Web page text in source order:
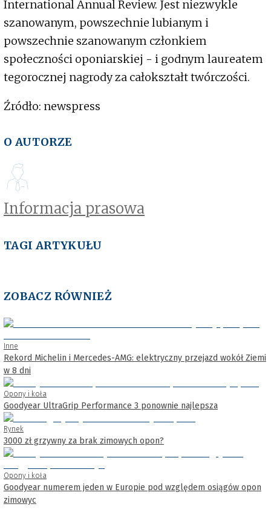
International Annual Review. Jest niezwykle
szanowanym, powszechnie lubianym i
powszechnie szanowanym członkiem
społeczności oponiarskiej - i godnym laureatem
tegorocznej nagrody za całokształt twórczości.
Źródło: newspress
O AUTORZE
Informacja prasowa
TAGI ARTYKUŁU
ZOBACZ RÓWNIEŻ
Inne
Rekord Michelin i Mercedes-AMG: elektryczny przejazd wokół Ziemi
w 8 dni
Opony i koła
Goodyear UltraGrip Performance 3 ponownie najlepsza
Rynek
3000 zł grzywny za brak zimowych opon?
Opony i koła
Goodyear numerem jeden w Europie pod względem osiągów opon
zimowyc